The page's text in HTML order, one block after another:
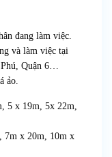
đang làm việc.
và làm việc tại
Quận 6…
ảo.
5 x 19m, 5x 22m,
7m x 20m, 10m x